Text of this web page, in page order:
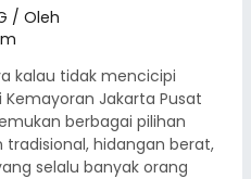
/ Oleh
kalau tidak mencicipi
Jakarta Pusat
berbagai pilihan
hidangan berat,
selalu banyak orang